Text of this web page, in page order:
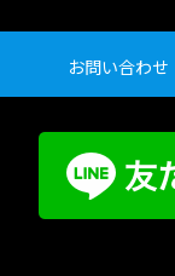
お問い合わせ